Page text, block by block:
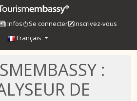
Infos Se connecter
Inscrivez-vous
Français
:
DE